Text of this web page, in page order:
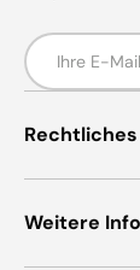
E-Mail
Rechtliches
Weitere